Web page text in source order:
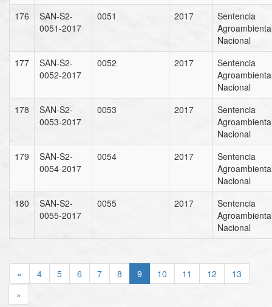
176
SAN-S2-
0051-2017
0051 2017
Sentencia
Nacional
177
SAN-S2-
0052-2017
0052 2017
Sentencia
Nacional
178
SAN-S2-
0053-2017
0053 2017
Sentencia
Nacional
179
SAN-S2-
0054-2017
0054 2017
Sentencia
Nacional
180
SAN-S2-
0055-2017
0055 2017
Sentencia
Nacional
« 4 5 6 7 8 9 10 11 12
13
»